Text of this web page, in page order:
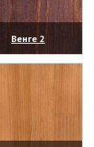
Венге 2
(увеличить)